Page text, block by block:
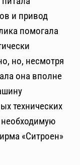
и привод
помогала
но, несмотря
она вполне
технических
необходимую
«Ситроен»